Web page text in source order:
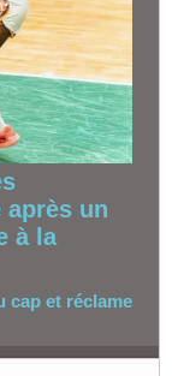
après un
à la
cap et réclame